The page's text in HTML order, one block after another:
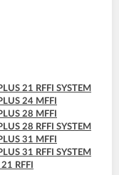
21 RFFI SYSTEM
24 MFFI
28 MFFI
28 RFFI SYSTEM
31 MFFI
31 RFFI SYSTEM
RFFI